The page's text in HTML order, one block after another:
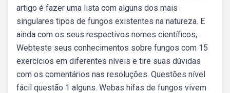
artigo é fazer uma lista com alguns dos mais
singulares tipos de fungos existentes na natureza. E
ainda com os seus respectivos nomes científicos,.
Webteste seus conhecimentos sobre fungos com 15
exercícios em diferentes níveis e tire suas dúvidas
com os comentários nas resoluções. Questões nível
fácil questão 1 alguns. Webas hifas de fungos vivem